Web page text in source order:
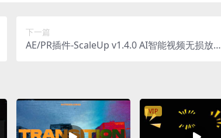
下一篇
AE/PR插件-ScaleUp v1.4.0 AI智能视频无损放大
VIP